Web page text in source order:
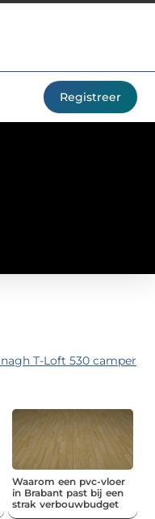
Registreer
T-Loft 530 camper
Waarom een pvc-vloer
in Brabant past bij een
strak verbouwbudget